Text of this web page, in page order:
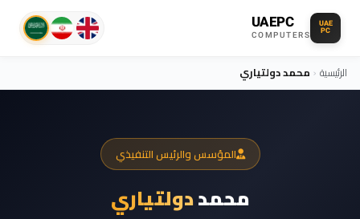
UAE
PC
UAEPC
COMPUTERS
الرئيسية › محمد دولتياري
المؤسس والرئيس التنفيذي
محمددولتياري